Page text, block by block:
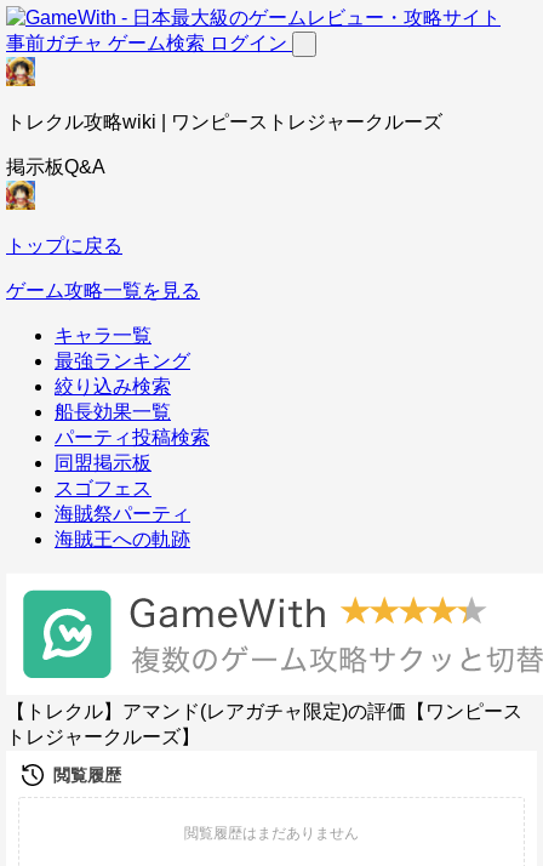
事前ガチャ ゲーム検索 ログイン
トレクル攻略wiki | ワンピーストレジャークルーズ
掲示板Q&A
トップに戻る
ゲーム攻略一覧を見る
キャラ一覧
最強ランキング
絞り込み検索
船長効果一覧
パーティ投稿検索
同盟掲示板
スゴフェス
海賊祭パーティ
海賊王への軌跡
【トレクル】アマンド(レアガチャ限定)の評価【ワンピース
トレジャークルーズ】